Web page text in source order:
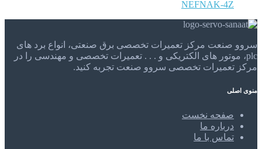
NEFNAK-4Z
سروو صنعت مرکز تعمیرات تخصصی برق صنعتی، انواع برد های
plc، موتور های الکتریکی و . . . تعمیرات تخصصی و مهندسی را در
مرکز تعمیرات تخصصی سروو صنعت تجربه کنید.
منوی اصلی
صفحه نخست
درباره ما
تماس با ما